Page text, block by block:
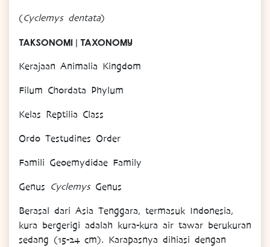
(Cyclemys dentata)
TAKSONOMI | TAXONOMY
Kerajaan Animalia Kingdom
Filum Chordata Phylum
Kelas Reptilia Class
Ordo Testudines Order
Famili Geoemydidae Family
Genus Cyclemys Genus
Berasal dari Asia Tenggara, termasuk Indonesia,
kura bergerigi adalah kura-kura air tawar berukuran
sedang (15-24 cm). Karapasnya dihiasi dengan